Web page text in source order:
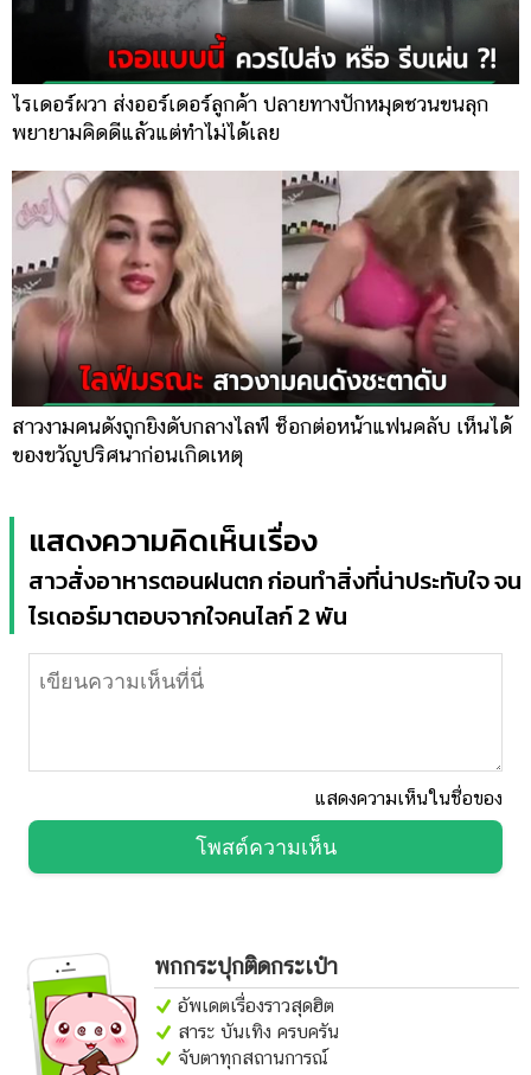
ไรเดอร์ผวา ส่งออร์เดอร์ลูกค้า ปลายทางปักหมุดชวนขนลุก
พยายามคิดดีแล้วแต่ทำไม่ได้เลย
สาวงามคนดังถูกยิงดับกลางไลฟ์ ช็อกต่อหน้าแฟนคลับ เห็นได้
ของขวัญปริศนาก่อนเกิดเหตุ
แสดงความคิดเห็นเรื่อง
สาวสั่งอาหารตอนฝนตก ก่อนทำสิ่งที่น่าประทับใจ จน
ไรเดอร์มาตอบจากใจคนไลก์ 2 พัน
แสดงความเห็นในชื่อของ
โพสต์ความเห็น
พกกระปุกติดกระเป๋า
อัพเดตเรื่องราวสุดฮิต
สาระ บันเทิง ครบครัน
จับตาทุกสถานการณ์